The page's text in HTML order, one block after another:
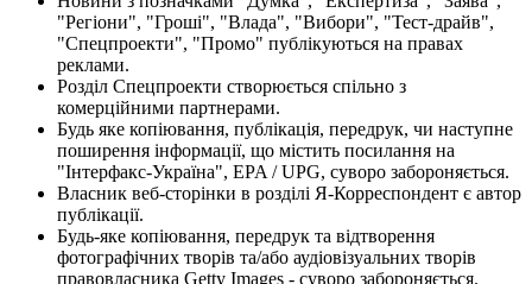
"Регіони", "Гроші", "Влада", "Вибори", "Тест-драйв",
"Спецпроекти", "Промо" публікуються на правах
реклами.
Розділ Спецпроекти створюється спільно з
комерційними партнерами.
Будь яке копіювання, публікація, передрук, чи наступне
поширення інформації, що містить посилання на
"Інтерфакс-Україна", EPA / UPG, суворо забороняється.
Власник веб-сторінки в розділі Я-Корреспондент є автор
публікації.
Будь-яке копіювання, передрук та відтворення
фотографічних творів та/або аудіовізуальних творів
правовласника Getty Images - суворо забороняється.